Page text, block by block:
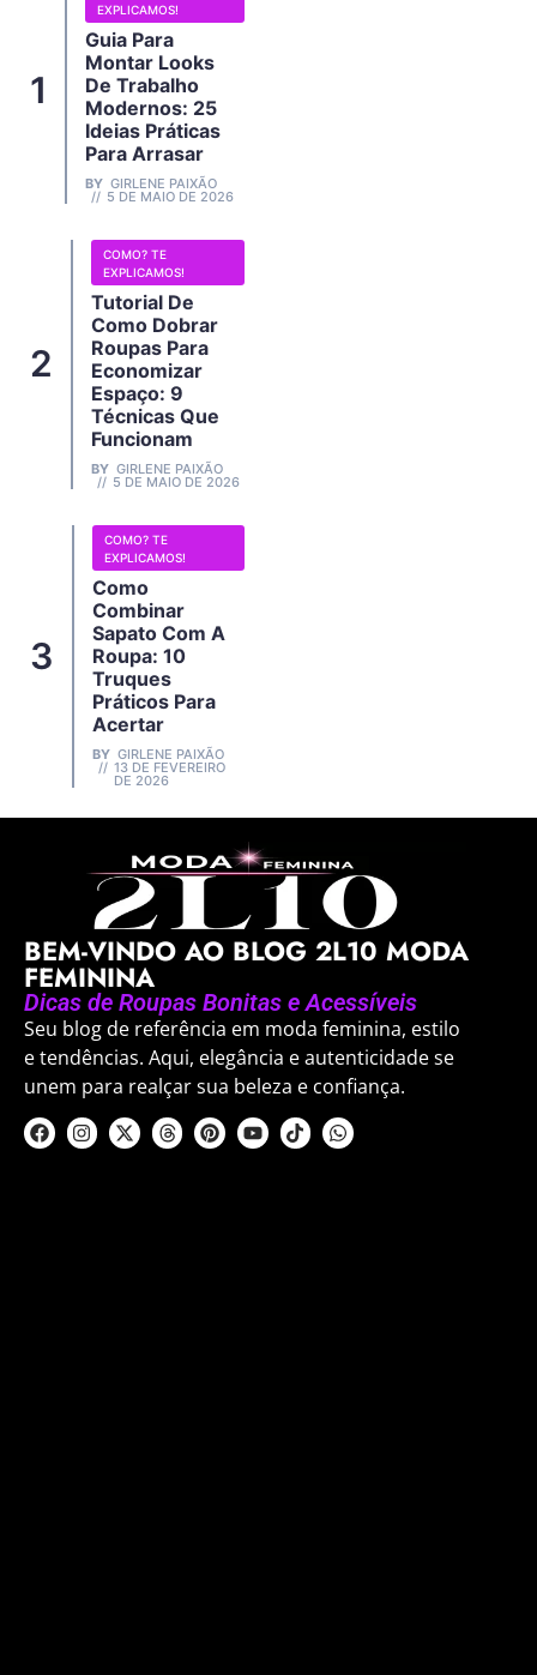
EXPLICAMOS!
Guia Para
Montar Looks
De Trabalho
Modernos: 25
Ideias Práticas
Para Arrasar
BY GIRLENE PAIXÃO
5 DE MAIO DE 2026
COMO? TE
EXPLICAMOS!
Tutorial De
Como Dobrar
Roupas Para
Economizar
Espaço: 9
Técnicas Que
Funcionam
BY GIRLENE PAIXÃO
5 DE MAIO DE 2026
COMO? TE
EXPLICAMOS!
Como
Combinar
Sapato Com A
Roupa: 10
Truques
Práticos Para
Acertar
BY GIRLENE PAIXÃO
13 DE FEVEREIRO
DE 2026
BEM-VINDO AO BLOG 2L10 MODA
FEMININA
Dicas de Roupas Bonitas e Acessíveis
Seu blog de referência em moda feminina, estilo
e tendências. Aqui, elegância e autenticidade se
unem para realçar sua beleza e confiança.